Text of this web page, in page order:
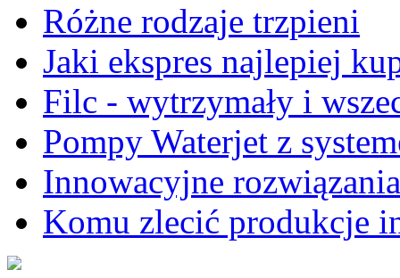
Różne rodzaje trzpieni
Jaki ekspres najlepiej
Filc - wytrzymały i
Pompy Waterjet z
Innowacyjne
Komu zlecić produkcje